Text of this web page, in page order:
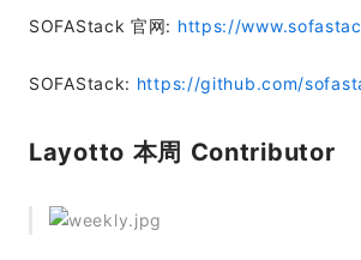
SOFAStack 官网: https://
SOFAStack: https://github.com/
Layotto 本周 Contributor